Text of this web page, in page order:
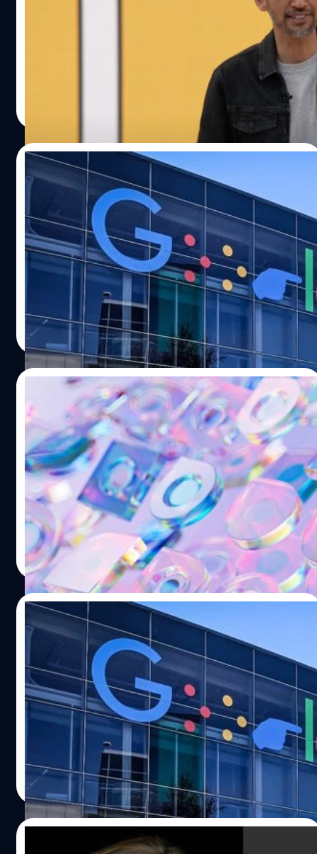
จากรายงานผู้ถือหุ้น Alphabet ประจำปี 2023 บริษัทแม่ของ
Google ได้เปิดเผยว่า ซันดาร์ พิชัย (Sundar Pichai) ซีอีโอ
Alphabet ได้รับค่าตอบแทนรวมปี 2022 เป็นจำนวนเงิน 226
ล้านดอลลาร์ ส่งผลให้ขึ้นแท่นซีอีโอที่ได้รับค่าตอบแทนที่ดี
23/04/2023
ซีอีโอ Alphabet ได้เงินตอบแทน 7,000 ล้าน
ขณะบริษัทปลดพนักงานรอบใหม่
ประธานเจ้าหน้าที่บริหารของ Alphabet (บริษัทแม่ของ
Google) โกยค่าตอบแทนไปถึงราว 226 ล้านเหรียญ (ราว
7,765 ล้านเหรียญ) เมื่อปี 2022 ที่ผ่านมา
จตุรวิทย์ เครือวาณิชกิจ| 1201 days ago
Read More
21/04/2023
Google ประกาศควบรวมทีมวิจัย AI
DeepMind และ Brain เป็นทีมเดียวกัน
ล่าสุด Google ประกาศควบรวมทีมวิจัย AI ระดับโลกที่เป็น
ผู้นำอุตสาหกรรมอย่าง DeepMind และ Brain เป็นทีมวิจัย
เดียวกันเพื่อนำไปสู่การพัฒนา AI ยุคใหม่
วรัญญู คงชัย| 1203 days ago
Read More
05/03/2023
Google เผยผลประเมินด้านสิทธิพลเมือง ที่จ้าง
WilmerHale มาดำเนินการ
Google เผยผลการตรวจสอบโดย WilmerHale บริษัท
กฎหมายที่เข้าประเมินผลกระทบด้านสิทธิพลเมืองที่เกิดจาก
นโยบายและบริการของบริษัท
จตุรวิทย์ เครือวาณิชกิจ| 1250 days ago
Read More